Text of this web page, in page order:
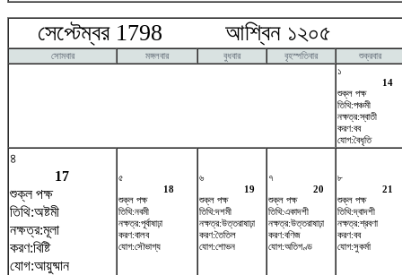
সেপ্টেম্বর 1798 আশ্বিন ১২০৫
সোমবার মঙ্গলবার বুধবার বৃহস্পতিবার
শুক্রবার
১
14
শুক্ল পক্ষ
তিথি:পঞ্চমী
নক্ষত্র:স্বাতী
করণ:বব
যোগ:বৈধৃতি
৪
17
শুক্ল পক্ষ
তিথি:অষ্টমী
নক্ষত্র:মূলা
করণ:বিষ্টি
যোগ:আয়ুষ্মান
৫
18
শুক্ল পক্ষ
তিথি:নবমী
নক্ষত্র:পূর্বাষাঢ়া
করণ:বালব
যোগ:সৌভাগ্য
৬
19
শুক্ল পক্ষ
তিথি:দশমী
নক্ষত্র:উত্তরাষাঢ়া
করণ:তৈতিল
যোগ:শোভন
৭
20
শুক্ল পক্ষ
তিথি:একাদশী
নক্ষত্র:উত্তরাষাঢ়া
করণ:বণিজ
যোগ:অতিগণ্ড
৮
21
শুক্ল পক্ষ
তিথি:দ্বাদশী
নক্ষত্র:শ্রবণা
করণ:বব
যোগ:সুকর্মা